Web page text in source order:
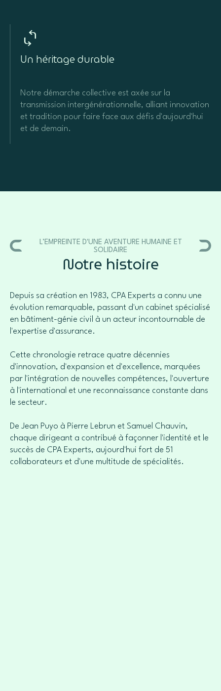
Un héritage durable
Notre démarche collective est axée sur la
transmission intergénérationnelle, alliant innovation
et tradition pour faire face aux défis d'aujourd'hui
et de demain.
L’EMPREINTE D'UNE AVENTURE HUMAINE ET
SOLIDAIRE
Notre histoire
Depuis sa création en 1983, CPA Experts a connu une
évolution remarquable, passant d'un cabinet spécialisé
en bâtiment-génie civil à un acteur incontournable de
l'expertise d'assurance.
Cette chronologie retrace quatre décennies
d'innovation, d'expansion et d'excellence, marquées
par l'intégration de nouvelles compétences, l'ouverture
à l'international et une reconnaissance constante dans
le secteur.
De Jean Puyo à Pierre Lebrun et Samuel Chauvin,
chaque dirigeant a contribué à façonner l'identité et le
succès de CPA Experts, aujourd'hui fort de 51
collaborateurs et d'une multitude de spécialités.